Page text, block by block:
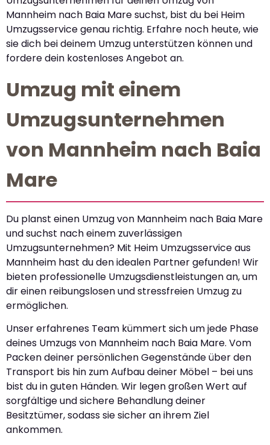
Mannheim nach Baia Mare suchst, bist du bei Heim
Umzugsservice genau richtig. Erfahre noch heute, wie
sie dich bei deinem Umzug unterstützen können und
fordere dein kostenloses Angebot an.
Umzug mit einem
Umzugsunternehmen
von Mannheim nach Baia
Mare
Du planst einen Umzug von Mannheim nach Baia Mare
und suchst nach einem zuverlässigen
Umzugsunternehmen? Mit Heim Umzugsservice aus
Mannheim hast du den idealen Partner gefunden! Wir
bieten professionelle Umzugsdienstleistungen an, um
dir einen reibungslosen und stressfreien Umzug zu
ermöglichen.
Unser erfahrenes Team kümmert sich um jede Phase
deines Umzugs von Mannheim nach Baia Mare. Vom
Packen deiner persönlichen Gegenstände über den
Transport bis hin zum Aufbau deiner Möbel – bei uns
bist du in guten Händen. Wir legen großen Wert auf
sorgfältige und sichere Behandlung deiner
Besitztümer, sodass sie sicher an ihrem Ziel
ankommen.